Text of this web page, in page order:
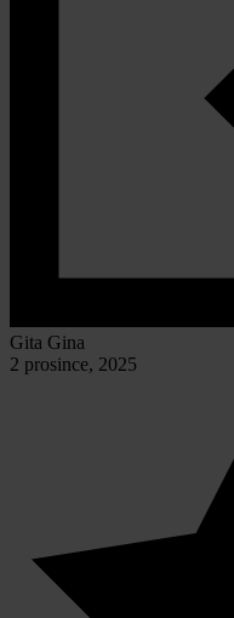
Gita Gina
2 prosince, 2025